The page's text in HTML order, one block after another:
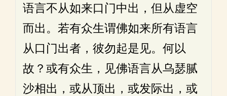
语言不从如来口门中出，但从虚空
而出。若有众生谓佛如来所有语言
从口门出者，彼勿起是见。何以
故？或有众生，见佛语言从乌瑟腻
沙相出，或从顶出，或发际出，或